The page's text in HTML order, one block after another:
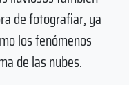
de fotografiar, ya
los fenómenos
de las nubes.